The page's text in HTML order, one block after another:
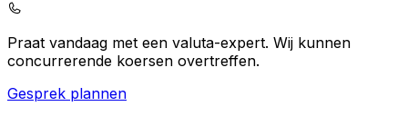
Praat vandaag met een valuta-expert. Wij kunnen
concurrerende koersen overtreffen.
Gesprek plannen